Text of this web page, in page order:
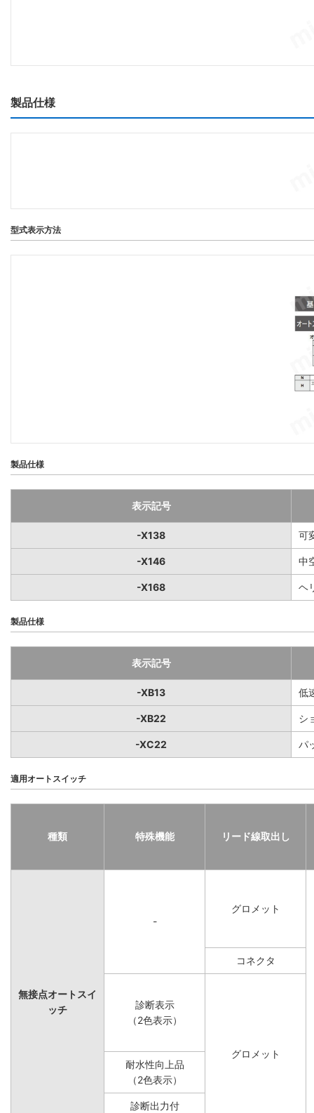
製品仕様
型式表示方法
製品仕様
表示記号
-X138 可
-X146 中
-X168 ヘ
製品仕様
表示記号
-XB13 低
-XB22 シ
-XC22 パ
適用オートスイッチ
種類 特殊機能 リード線取出し
無接点オートスイ
ッチ
-
グロメット
コネクタ
診断表示
（2色表示）
グロメット
耐水性向上品
（2色表示）
診断出力付